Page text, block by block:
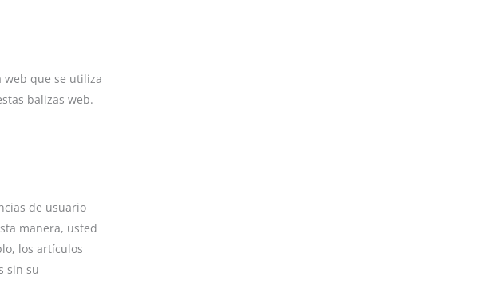
web que se utiliza
balizas web.
de usuario
manera, usted
los artículos
sin su